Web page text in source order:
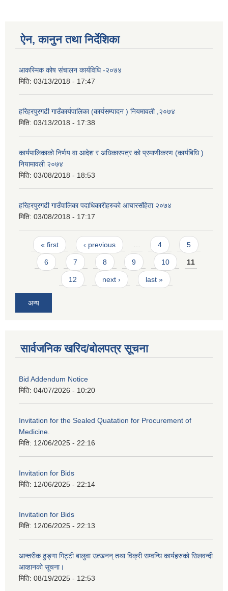
ऐन, कानुन तथा निर्देशिका
आकस्मिक कोष संचालन कार्यविधि -२०७४
मिति: 03/13/2018 - 17:47
हरिहरपुरगढी गाउँकार्यपालिका (कार्यसम्पादन ) नियमावली ,२०७४
मिति: 03/13/2018 - 17:38
कार्यपालिकाको निर्णय वा आदेश र अधिकारपत्र को प्रमाणीकरण (कार्यबिधि )
नियामावली २०७४
मिति: 03/08/2018 - 18:53
हरिहरपुरगढी गाउँपालिका पदाधिकारीहरुको आचारसंहिता २०७४
मिति: 03/08/2018 - 17:17
Pages
« first ‹ previous 4 5
6 7 8 9 10 11
12 next › last »
अन्य
सार्वजनिक खरिद/बोलपत्र सूचना
Bid Addendum Notice
मिति: 04/07/2026 - 10:20
Invitation for the Sealed Quatation for Procurement of
Medicine.
मिति: 12/06/2025 - 22:16
Invitation for Bids
मिति: 12/06/2025 - 22:14
Invitation for Bids
मिति: 12/06/2025 - 22:13
आन्तरीक ढुङ्गा गिट्टी बालुवा उत्खनन् तथा विक्री सम्वन्धि कार्यहरुको सिलवन्दी
आव्हानको सूचना।
मिति: 08/19/2025 - 12:53